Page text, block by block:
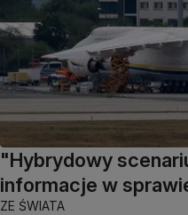
"Hybrydowy
informacje w
ZE ŚWIATA